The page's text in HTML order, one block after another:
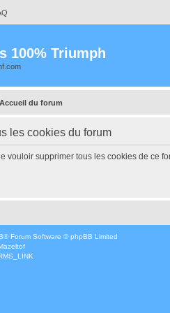
100% Triumph
Accueil du forum
les cookies du forum
vouloir supprimer tous les cookies de ce
® Forum Software © phpBB Limited